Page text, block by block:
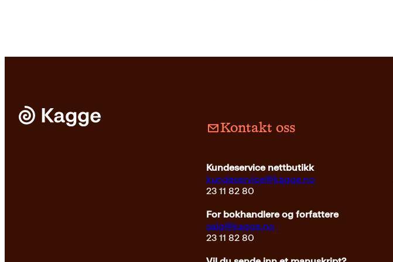
Kontakt oss
Kundeservice nettbutikk
kundeservice@kagge.no
23 11 82 80
For bokhandlere og forfattere
salg@kagge.no
23 11 82 80